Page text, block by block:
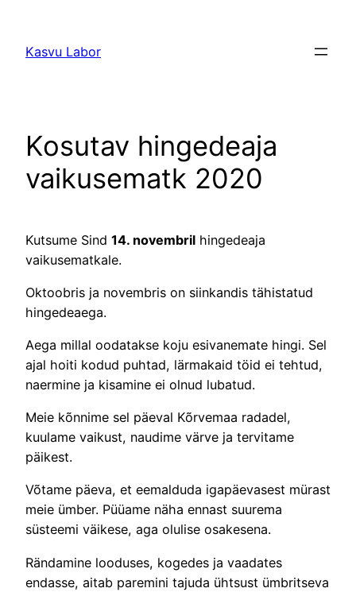
juurde
Kasvu Labor
Kosutav hingedeaja
vaikusematk 2020
Kutsume Sind 14. novembril hingedeaja
vaikusematkale.
Oktoobris ja novembris on siinkandis tähistatud
hingedeaega.
Aega millal oodatakse koju esivanemate hingi. Sel
ajal hoiti kodud puhtad, lärmakaid töid ei tehtud,
naermine ja kisamine ei olnud lubatud.
Meie kõnnime sel päeval Kõrvemaa radadel,
kuulame vaikust, naudime värve ja tervitame
päikest.
Võtame päeva, et eemalduda igapäevasest mürast
meie ümber. Püüame näha ennast suurema
süsteemi väikese, aga olulise osakesena.
Rändamine looduses, kogedes ja vaadates
endasse, aitab paremini tajuda ühtsust ümbritseva